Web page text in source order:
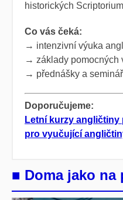
historických
Co vás čeká:
→ intenzivní výuka
→ základy pomocných
→ přednášky a
Doporučujeme:
Letní kurzy angličtiny
pro vyučující
■ Doma jako na